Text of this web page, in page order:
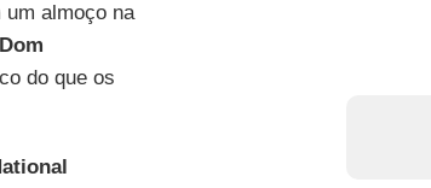
almoço na
Dom
do que os